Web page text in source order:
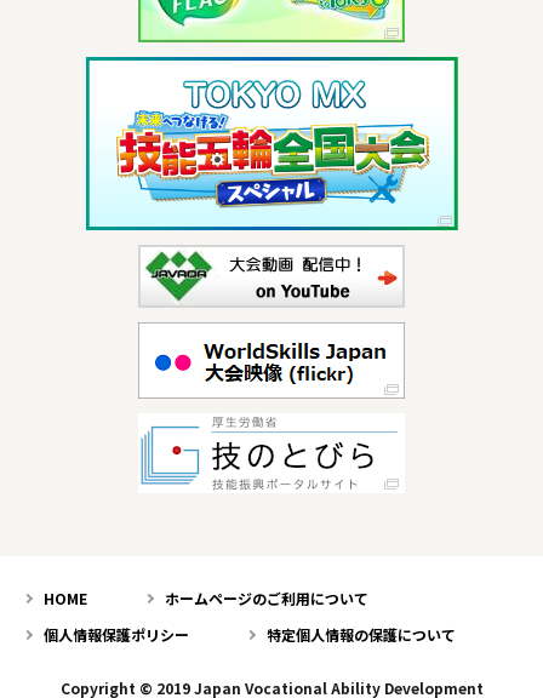
HOME
ホームページのご利用について
個人情報保護ポリシー
特定個人情報の保護について
Copyright © 2019 Japan Vocational Ability Development